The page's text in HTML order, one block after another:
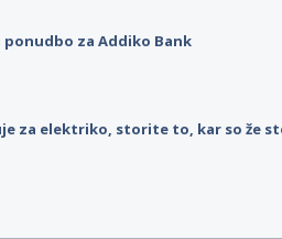
ponudbo za Addiko Bank
za elektriko, storite to, kar so že